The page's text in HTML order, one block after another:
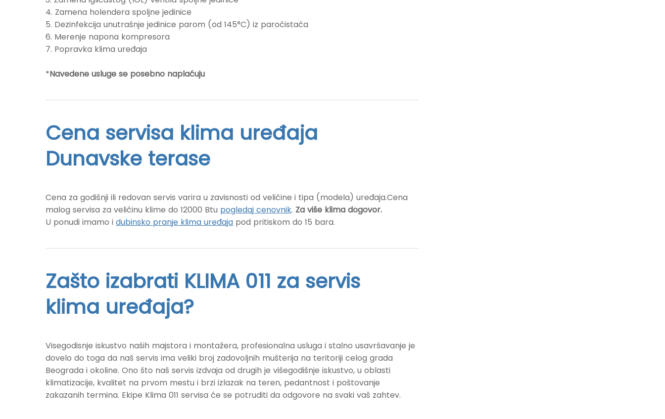
4. Zamena holendera spoljne jedinice
5. Dezinfekcija unutrašnje jedinice parom (od 145°C) iz paročistača
6. Merenje napona kompresora
7. Popravka klima uređaja
*Navedene usluge se posebno naplaćuju
Cena servisa klima uređaja
Dunavske terase
Cena za godišnji ili redovan servis varira u zavisnosti od veličine i tipa (modela) uređaja.Cena
malog servisa za veličinu klime do 12000 Btu pogledaj cenovnik. Za više klima dogovor.
U ponudi imamo i dubinsko pranje klima uređaja pod pritiskom do 15 bara.
Zašto izabrati KLIMA 011 za servis
klima uređaja?
Visegodisnje iskustvo naših majstora i montažera, profesionalna usluga i stalno usavršavanje je
dovelo do toga da naš servis ima veliki broj zadovoljnih mušterija na teritoriji celog grada
Beograda i okoline. Ono što naš servis izdvaja od drugih je višegodišnje iskustvo, u oblasti
klimatizacije, kvalitet na prvom mestu i brzi izlazak na teren, pedantnost i poštovanje
zakazanih termina. Ekipe Klima 011 servisa će se potruditi da odgovore na svaki vaš zahtev.